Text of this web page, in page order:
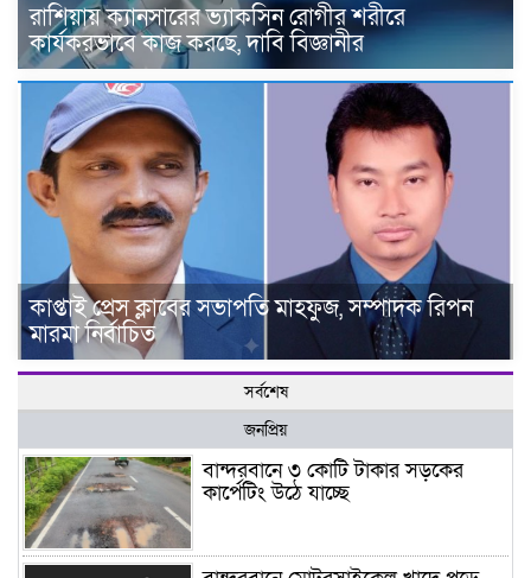
রাশিয়ায় ক্যানসারের ভ্যাকসিন রোগীর শরীরে
কার্যকরভাবে কাজ করছে, দাবি বিজ্ঞানীর
কাপ্তাই প্রেস ক্লাবের সভাপতি মাহফুজ, সম্পাদক রিপন
মারমা নির্বাচিত
সর্বশেষ
জনপ্রিয়
বান্দরবানে ৩ কোটি টাকার সড়কের
কার্পেটিং উঠে যাচ্ছে